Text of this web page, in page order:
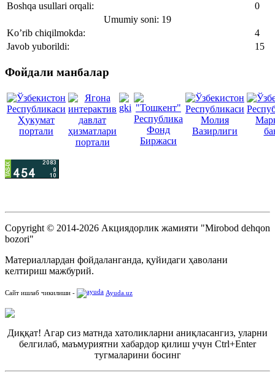
Boshqa usullari orqali:
0
Umumiy soni: 19
Ko’rib chiqilmokda:
4
Javob yuborildi:
15
Фойдали манбалар
Copyright © 2014-2026 Акциядорлик жамияти "Mirobod dehqon
bozori"
Материаллардан фойдаланганда, қуйидаги ҳаволани
келтириш мажбурий.
Сайт ишлаб чикилиши - Ayuda.uz
Диққат! Агар сиз матнда хатоликларни аниқласангиз, уларни
белгилаб, маъмуриятни хабардор қилиш учун Ctrl+Enter
тугмаларини босинг